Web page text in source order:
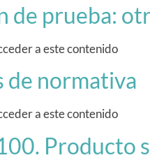
de prueba:
a este contenido
de normativa
a este contenido
Producto